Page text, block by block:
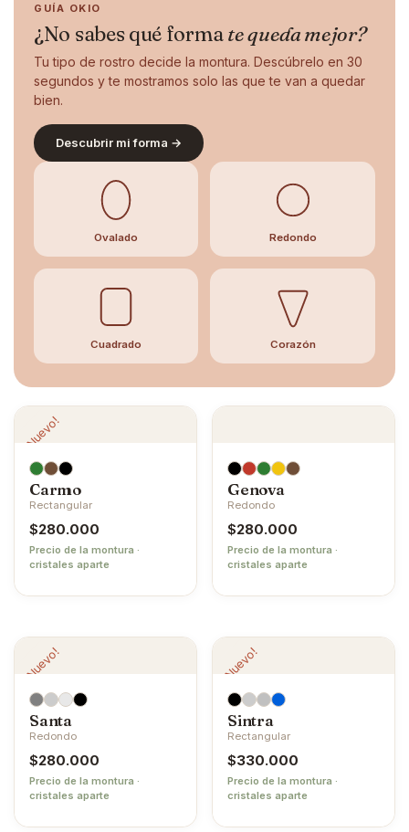
GUÍA OKIO
¿No sabes qué formate queda mejor?
Tu tipo de rostro decide la montura. Descúbrelo en 30
segundos y te mostramos solo las que te van a quedar
bien.
Descubrir mi forma →
Ovalado Redondo
Cuadrado Corazón
¡Nuevo!
Carmo
Rectangular
$280.000
Precio de la montura ·
cristales aparte
Genova
Redondo
$280.000
Precio de la montura ·
cristales aparte
¡Nuevo!
Santa
Redondo
$280.000
Precio de la montura ·
cristales aparte
¡Nuevo!
Sintra
Rectangular
$330.000
Precio de la montura ·
cristales aparte